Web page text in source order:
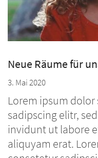
Neue Räume für
3. Mai 2020
Lorem ipsum
sadipscing elitr,
invidunt ut labore
aliquyam erat.